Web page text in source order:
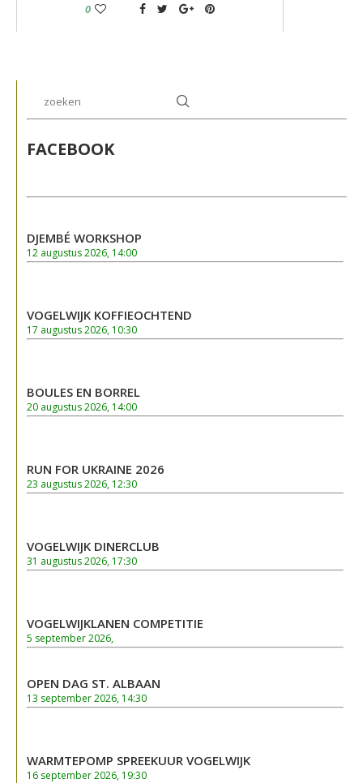
0
FACEBOOK
DJEMBÉ WORKSHOP
12 augustus 2026, 14:00
VOGELWIJK KOFFIEOCHTEND
17 augustus 2026, 10:30
BOULES EN BORREL
20 augustus 2026, 14:00
RUN FOR UKRAINE 2026
23 augustus 2026, 12:30
VOGELWIJK DINERCLUB
31 augustus 2026, 17:30
VOGELWIJKLANEN COMPETITIE
5 september 2026,
OPEN DAG ST. ALBAAN
13 september 2026, 14:30
WARMTEPOMP SPREEKUUR VOGELWIJK
16 september 2026, 19:30